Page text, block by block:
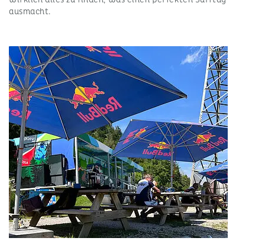
ausmacht.